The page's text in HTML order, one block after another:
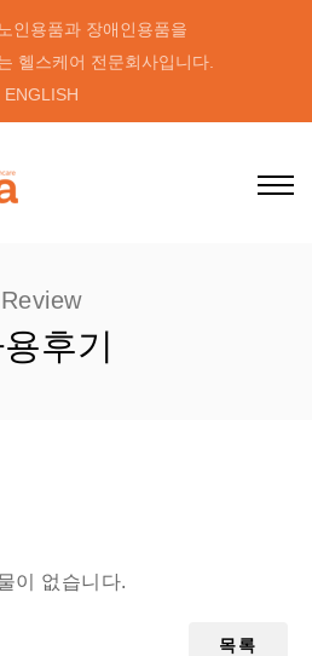
인용품과 장애인용품을
헬스케어 전문회사입니다.
ENGLISH
Review
후기
이 없습니다.
목록